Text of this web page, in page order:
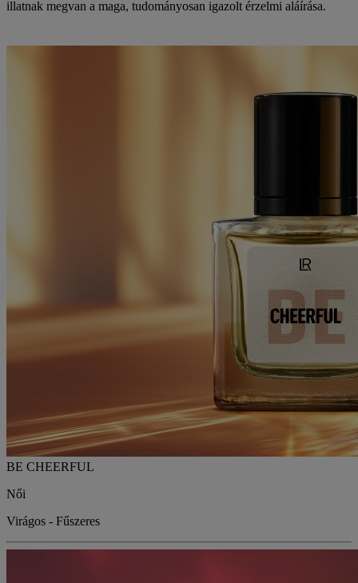
illatnak megvan a maga, tudományosan igazolt érzelmi aláírása.
BE CHEERFUL
Női
Virágos - Fűszeres